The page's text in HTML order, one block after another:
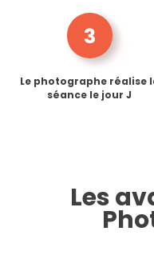
3
Le photographe réalise
séance le jour J
Les